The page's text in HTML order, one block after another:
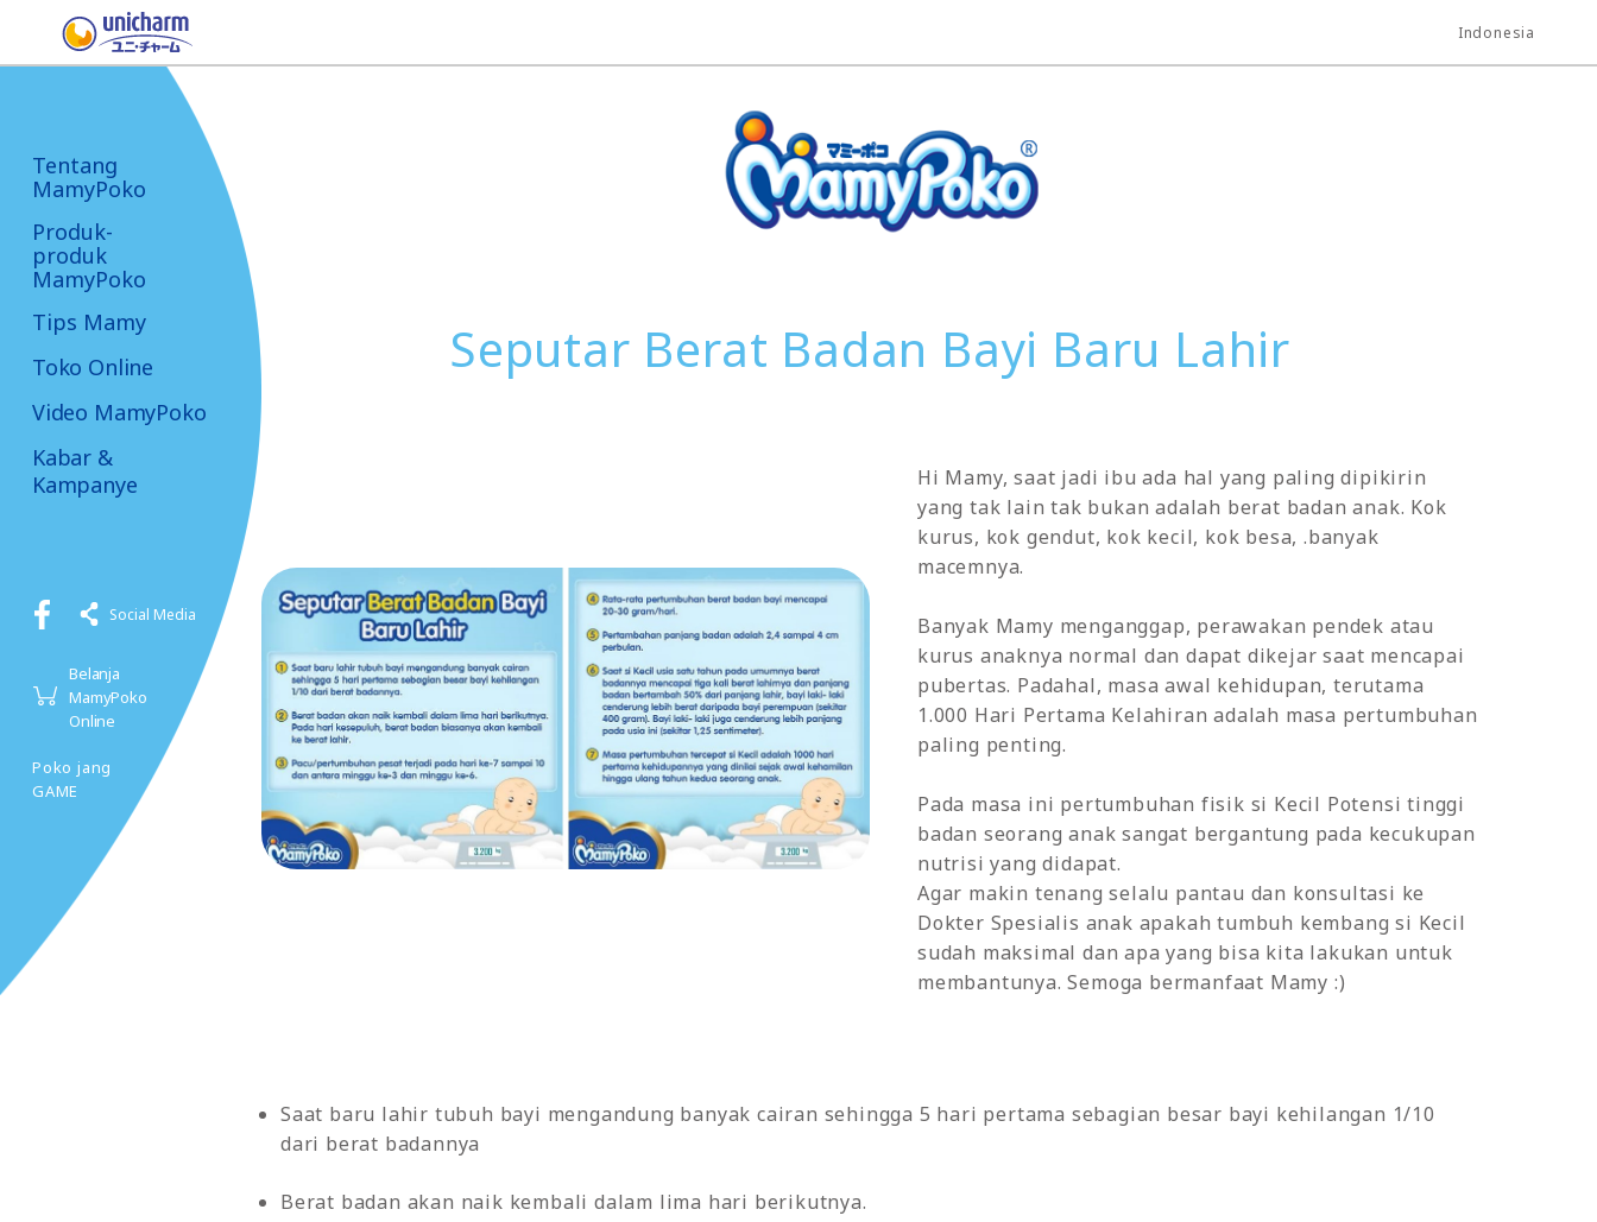
Indonesia
Tentang
MamyPoko
Produk-
produk
MamyPoko
Tips Mamy
Toko Online
Video MamyPoko
Kabar &
Kampanye
Social Media
Belanja
MamyPoko
Online
Poko jang
GAME
Seputar Berat Badan Bayi Baru Lahir
Hi Mamy, saat jadi ibu ada hal yang paling dipikirin
yang tak lain tak bukan adalah berat badan anak. Kok
kurus, kok gendut, kok kecil, kok besa, .banyak
macemnya.
Banyak Mamy menganggap, perawakan pendek atau
kurus anaknya normal dan dapat dikejar saat mencapai
pubertas. Padahal, masa awal kehidupan, terutama
1.000 Hari Pertama Kelahiran adalah masa pertumbuhan
paling penting.
Pada masa ini pertumbuhan fisik si Kecil Potensi tinggi
badan seorang anak sangat bergantung pada kecukupan
nutrisi yang didapat.
Agar makin tenang selalu pantau dan konsultasi ke
Dokter Spesialis anak apakah tumbuh kembang si Kecil
sudah maksimal dan apa yang bisa kita lakukan untuk
membantunya. Semoga bermanfaat Mamy :)
Saat baru lahir tubuh bayi mengandung banyak cairan sehingga 5 hari pertama sebagian besar bayi kehilangan 1/10
dari berat badannya
Berat badan akan naik kembali dalam lima hari berikutnya.